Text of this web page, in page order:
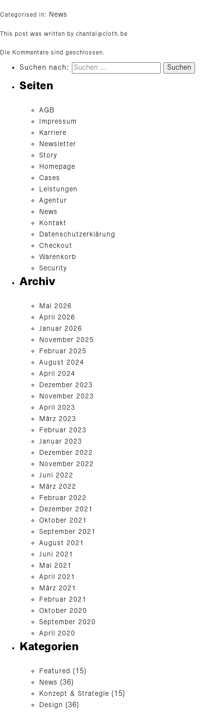
Categorised in: News
This post was written by chantal@cloth.be
Die Kommentare sind geschlossen.
Suchen nach:
Seiten
AGB
Impressum
Karriere
Newsletter
Story
Homepage
Cases
Leistungen
Agentur
News
Kontakt
Datenschutzerklärung
Checkout
Warenkorb
Security
Archiv
Mai 2026
April 2026
Januar 2026
November 2025
Februar 2025
August 2024
April 2024
Dezember 2023
November 2023
April 2023
März 2023
Februar 2023
Januar 2023
Dezember 2022
November 2022
Juni 2022
März 2022
Februar 2022
Dezember 2021
Oktober 2021
September 2021
August 2021
Juni 2021
Mai 2021
April 2021
März 2021
Februar 2021
Oktober 2020
September 2020
April 2020
Kategorien
Featured (15)
News (36)
Konzept & Strategie (15)
Design (36)